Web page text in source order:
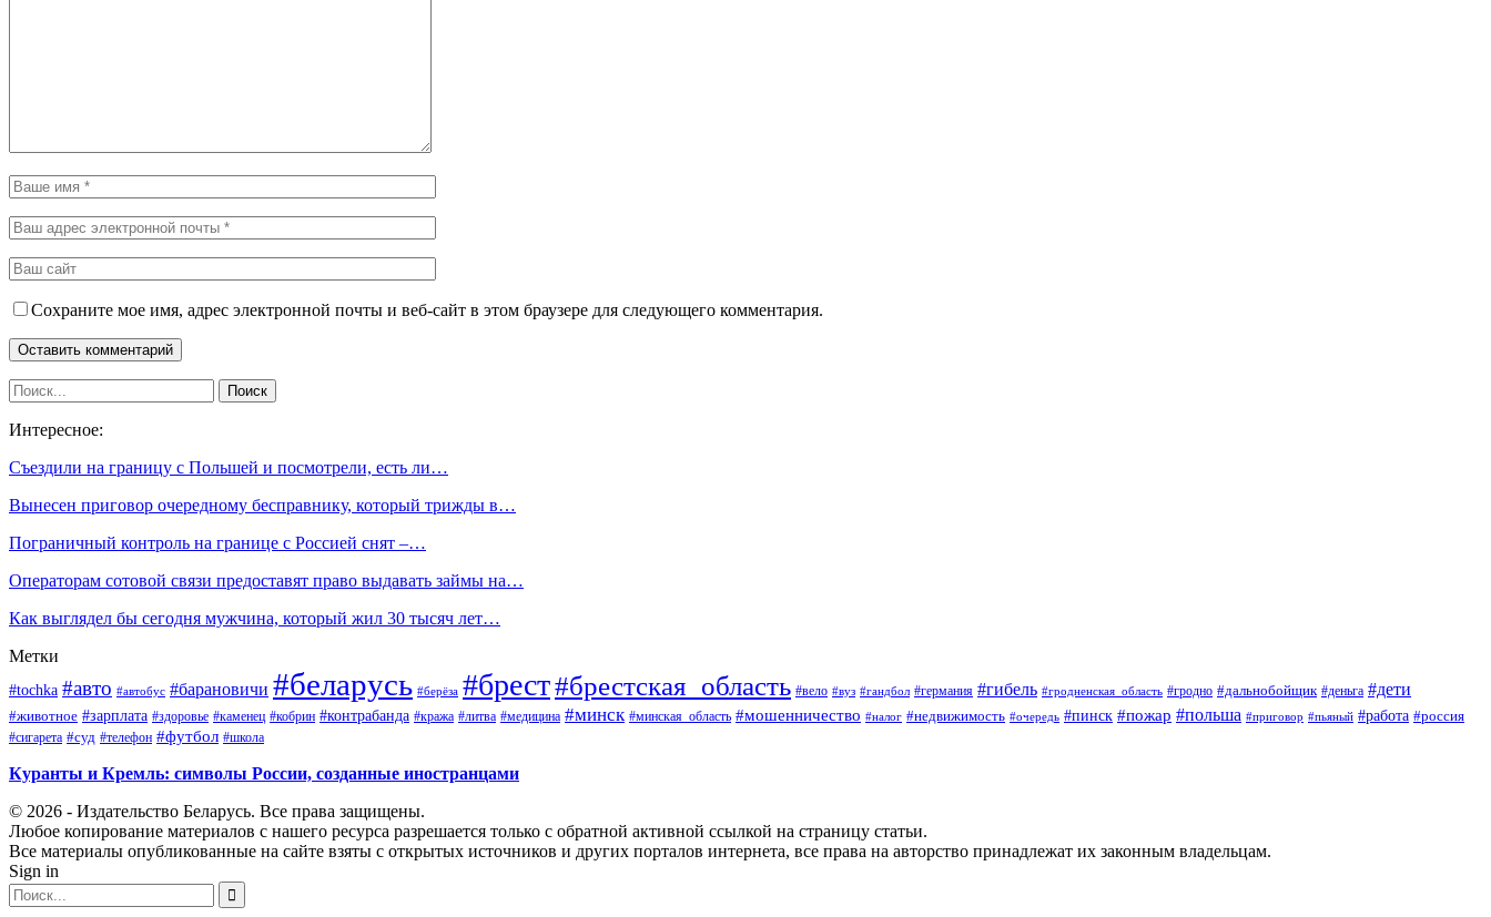
Сохраните мое имя, адрес электронной почты и веб-сайт в этом браузере для следующего комментария.
Интересное:
Съездили на границу с Польшей и посмотрели, есть ли…
Вынесен приговор очередному бесправнику, который трижды в…
Пограничный контроль на границе с Россией снят –…
Операторам сотовой связи предоставят право выдавать займы на…
Как выглядел бы сегодня мужчина, который жил 30 тысяч лет…
Метки
#tochka #авто #автобус #барановичи #беларусь #берёза #брест#брестская_область #вело #вуз #гандбол #германия #гибель #гродненская_область #гродно #дальнобойщик #деньга #дети
#животное #зарплата #здоровье #каменец #кобрин #контрабанда #кража #литва #медицина #минск #минская_область #мошенничество #налог #недвижимость #очередь #пинск #пожар #польша #приговор #пьяный #работа #россия
#сигарета #суд #телефон #футбол #школа
Куранты и Кремль: символы России, созданные иностранцами
© 2026 - Издательство Беларусь. Все права защищены.
Любое копирование материалов с нашего ресурса разрешается только с обратной активной ссылкой на страницу статьи.
Все материалы опубликованные на сайте взяты с открытых источников и других порталов интернета, все права на авторство принадлежат их законным владельцам.
Sign in